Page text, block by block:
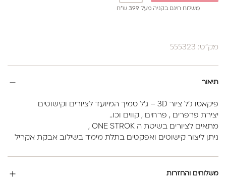
משלוח חינם בקניה מעל 399 ש”ח
מק"ט: 555323
תיאור
פיקאסו ג'ל ציור 3D – ג'ל סמיך המיועד לציורים וקישוטים
יצירת פרפרים , פרחים , קווים וכו..
מתאים לציורים בשיטת ה ONE STROK ,
ניתן ליצור קישוטים ואפקטים בתלת מימד בשילוב אבקת אקריל
משלוחים והחזרות